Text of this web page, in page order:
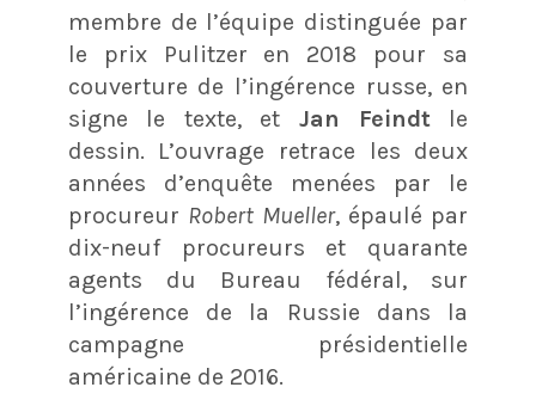
membre de l’équipe distinguée par
le prix Pulitzer en 2018 pour sa
couverture de l’ingérence russe, en
signe le texte, etJan Feindt le
dessin. L’ouvrage retrace les deux
années d’enquête menées par le
procureur Robert Mueller, épaulé par
dix-neuf procureurs et quarante
agents du Bureau fédéral, sur
l’ingérence de la Russie dans la
campagne présidentielle
américaine de 2016.